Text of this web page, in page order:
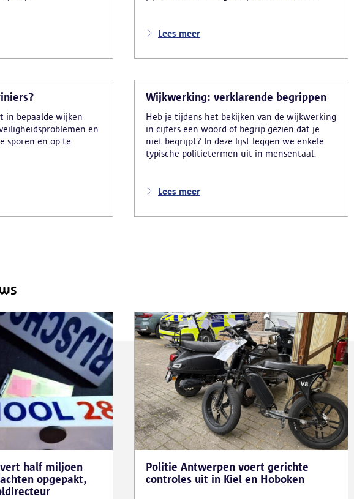
Lees meer
in bepaalde wijken
en
sporen en op te
Wijkwerking: verklarende begrippen
Heb je tijdens het bekijken van de wijkwerking
in cijfers een woord of begrip gezien dat je
niet begrijpt? In deze lijst leggen we enkele
typische politietermen uit in mensentaal.
Lees meer
half miljoen
opgepakt,
Politie Antwerpen voert gerichte
controles uit in Kiel en Hoboken